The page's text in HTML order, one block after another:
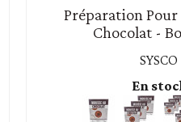
Préparation Pour
Chocolat -
SYSCO
En